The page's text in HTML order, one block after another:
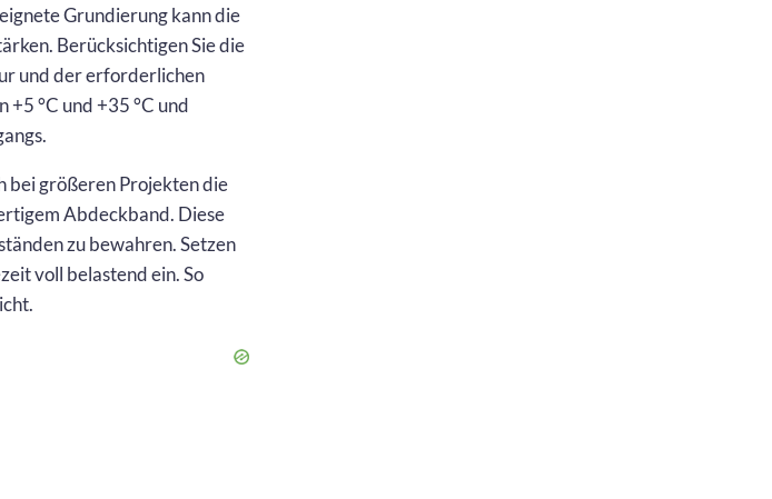
Grundierung kann die
Berücksichtigen Sie die
und der erforderlichen
°C und +35 °C und
bei größeren Projekten die
Abdeckband. Diese
zu bewahren. Setzen
voll belastend ein. So